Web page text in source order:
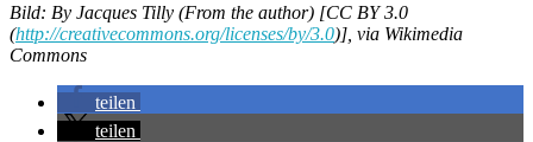
Bild: By Jacques Tilly (From the author) [CC BY 3.0
(http://creativecommons.org/licenses/by/3.0)], via Wikimedia
Commons
teilen
teilen